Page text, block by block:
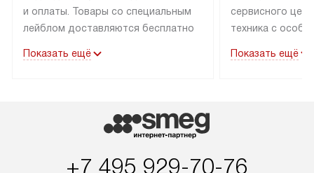
и оплаты. Товары со специальным
лейблом доставляются бесплатно
до подъезда. Доставка за пределы
маркировку «в наличии», может
быть отправлен покупателю
в Санкт-Петербург и другие
Показать ещё
сервисного
техника с
коммуникациям.
подключения к
Показать ещё
+7 495 929-70-76